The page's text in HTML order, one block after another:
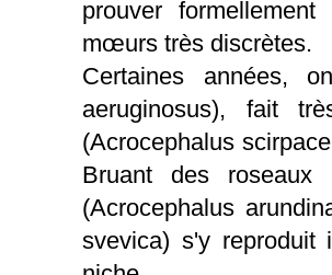
prouver
mœurs très discrètes.
Certaines années,
aeruginosus), fait
(Acrocephalus
Bruant des
(Acrocephalus
svevica) s'y reproduit